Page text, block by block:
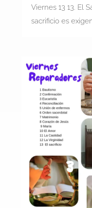
Viernes 13 13. El
sacrificio es